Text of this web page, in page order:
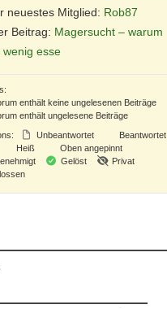
neuestes Mitglied: Rob87
Beitrag: Magersucht – warum
wenig esse
enthält keine ungelesenen Beiträge
enthält ungelesene Beiträge
Unbeantwortet
Beantwortet
Heiß
Oben angepinnt
Gelöst
Privat